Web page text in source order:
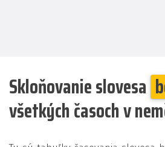
Skloňovanie slovesa
všetkých časoch v